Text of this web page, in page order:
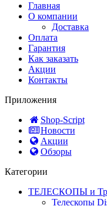
Главная
О компании
Доставка
Оплата
Гарантия
Как заказать
Акции
Контакты
Приложения
Shop-Script
Новости
Акции
Обзоры
Категории
ТЕЛЕСКОПЫ и
Телескопы